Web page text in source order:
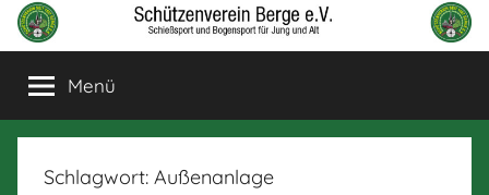
Zum
Inhalt
springenSchützenverein
Berge
und
Bogensport
für
Jung
Menü
Schlagwort: Außenanlage